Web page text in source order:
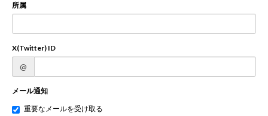
所属
X(Twitter) ID
@
メール通知
重要なメールを受け取る